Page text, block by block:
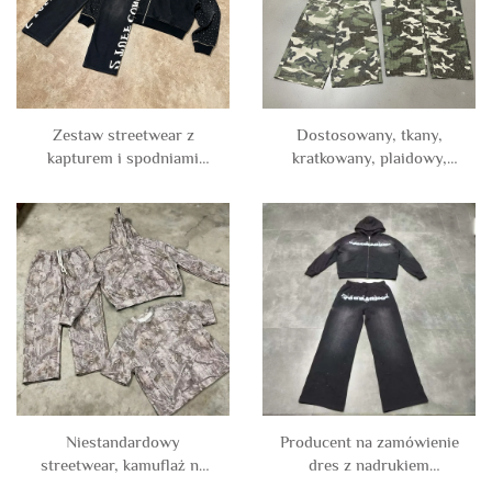
Zestaw streetwear z
kapturem i spodniami
niestandardowymi
naszywkami – bluza z
kapturem z wyblakłymi
motywami słońca,
diamentami, kryształkami
górskimi i perłami oraz
zameczkiem, oraz spodnie
dresowe dla mężczyzn
Dostosowany, tkany,
kratkowany, plaidowy,
poliestru i spandexu w
technice ripstop oraz froté
w stylu kratek, kurtka
kamuflażowa i spodnie
cargo w zestawie – stroje
sportowe dla mężczyzn
Niestandardowy
streetwear, kamuflaż na
Producent na zamówienie
dres z nadrukiem